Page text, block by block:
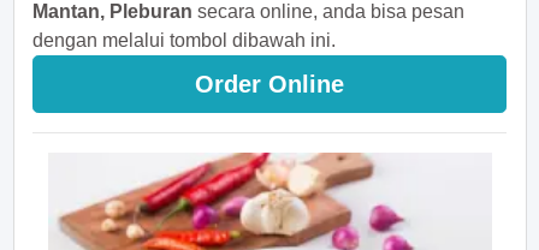
Mantan, Pleburan secara online, anda bisa pesan
dengan melalui tombol dibawah ini.
Order Online